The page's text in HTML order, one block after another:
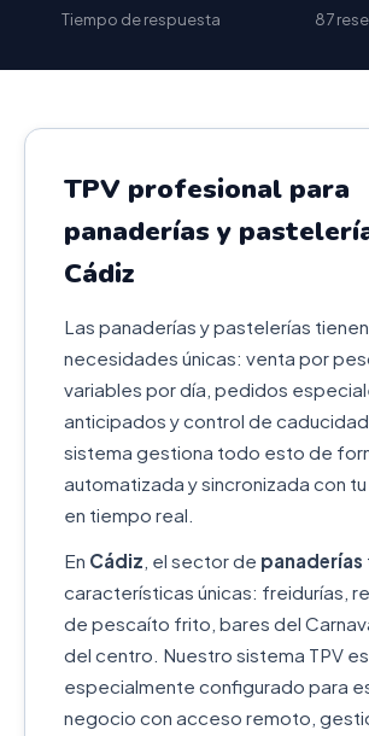
Tiempo de respuesta 87
TPV profesional para
panaderías y
Cádiz
Las panaderías y pastelerías tienen
necesidades únicas: venta por
variables por día, pedidos
anticipados y control de
sistema gestiona todo esto de
automatizada y sincronizada con
en tiempo real.
En Cádiz , el sector de panaderías
características únicas: freidurías,
de pescaíto frito, bares del
del centro. Nuestro sistema TPV
especialmente configurado para
negocio con acceso remoto,